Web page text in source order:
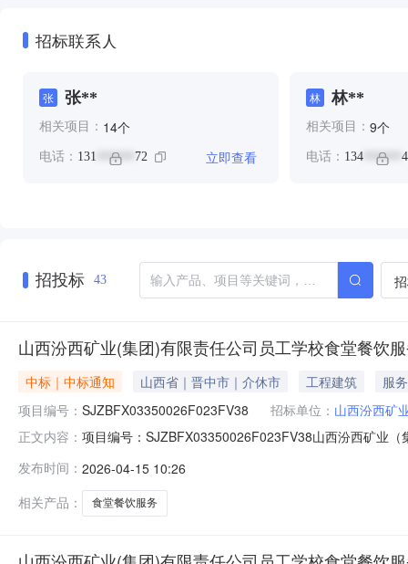
招标联系人
张 张**
相关项目： 14个
电话： 131 ****** 72 立即查看
林 林**
相关项目： 9个
电话： 134******
招投标 43
山西汾西矿业(集团)有限责任公司员工学校食堂餐饮
中标｜中标通知 山西省｜晋中市｜介休市 工程建筑
服务
项目编号： SJZBFX03350026F023FV38 招标单位： 山西汾西矿
正文内容： 项目编号：SJZBFX03350026F023FV38山西汾西矿业
校地址：山西省晋中市介休市裕华路155号联系人：周
系人：王
发布时间： 2026-04-15 10:26
相关产品：
食堂餐饮服务